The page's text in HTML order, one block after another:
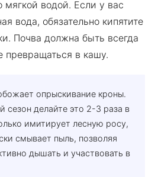
мягкой водой. Если у вас
вода, обязательно кипятите
Почва должна быть всегда
превращаться в кашу.
опрыскивание кроны.
сезон делайте это 2-3 раза в
имитирует лесную росу,
смывает пыль, позволяя
дышать и участвовать в